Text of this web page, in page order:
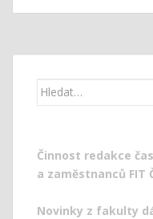
Search
Činnost redakce
a zaměstnanců FIT
Novinky z fakulty